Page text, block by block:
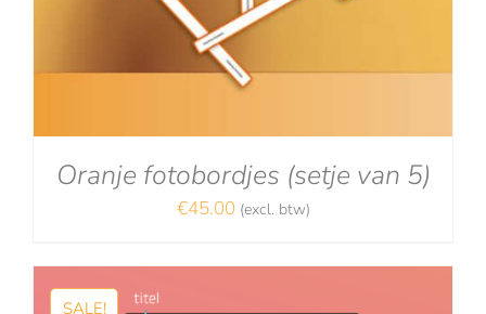
Oranje fotobordjes (setje van 5)
€45.00 (excl. btw)
SALE!